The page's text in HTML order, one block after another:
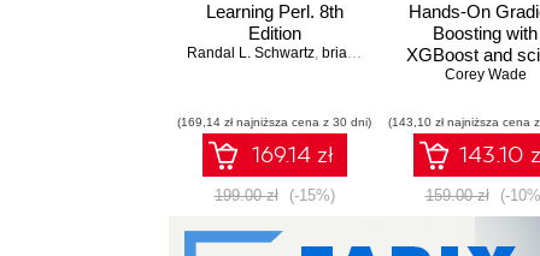
Learning Perl. 8th
Edition
Randal L. Schwartz, brian d foy Tom Phoenix
(169,14 zł najniższa cena z 30 dni)
169.14 zł
199.00 zł (-15%)
Hands-On
Boosting with
XGBoost and
learn. Perform
learning and
gradient
Python
Corey Wade
(143,10 zł najniższa cena
143.10
159.00 zł (-